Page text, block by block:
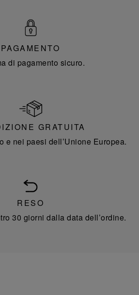
PAGAMENTO
di pagamento sicuro.
GRATUITA
e nei paesi dell’Unione Europea.
RESO
30 giorni dalla data dell’ordine.